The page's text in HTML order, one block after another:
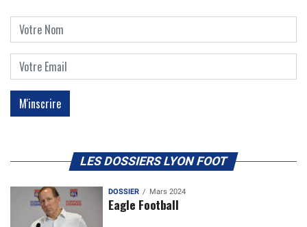
LES DOSSIERS LYON FOOT
DOSSIER Mars 2024
Eagle Football